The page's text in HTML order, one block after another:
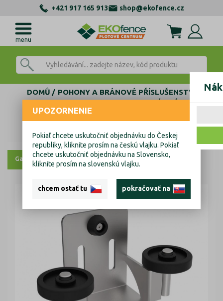
+421 917 165 913 shop@ekofence.cz
menu
DOMŮ
POHONY A BRÁNOVÉ PŘÍSLUŠENSTVÍ
KOMPONENTY PRO SAMONOSNÉ BRÁNY
DORAZY, KAPSY
Dojezdová kapsa Zn, profile 80x80mm
Galerie Výkresy
UPOZORNENIE
Pokiaľ chcete uskutočniť objednávku do Českej
republiky, kliknite prosím na českú vlajku. Pokiaľ
chcete uskutočniť objednávku na Slovensko,
kliknite prosím na slovenskú vlajku.
chcem ostať tu pokračovať na